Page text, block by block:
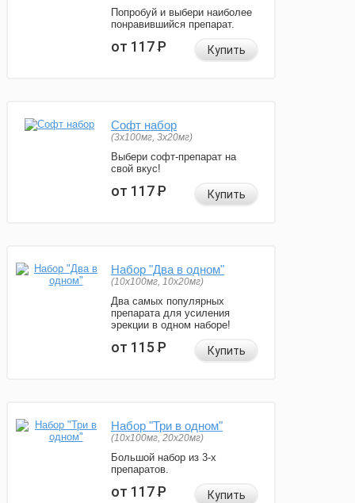
Попробуй и выбери наиболее
понравившийся препарат.
от 117Р Купить
Софт набор
(3x100мг, 3x20мг)
Выбери софт-препарат на
свой вкус!
от 117Р Купить
Набор "Два в одном"
(10x100мг, 10x20мг)
Два самых популярных
препарата для усиления
эрекции в одном наборе!
от 115Р Купить
Набор "Три в одном"
(10x100мг, 20x20мг)
Большой набор из 3-х
препаратов.
от 117Р Купить